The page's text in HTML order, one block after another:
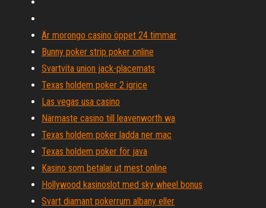
Är morongo casino öppet 24 timmar
Bunny poker strip poker online
Svartvita union jack-placemats
Texas holdem poker 2 igrice
Las vegas usa casino
Närmaste casino till leavenworth wa
Texas holdem poker ladda ner mac
Texas holdem poker för java
Kasino som betalar ut mest online
Hollywood kasinoslot med sky wheel bonus
Svart diamant pokerrum albany eller